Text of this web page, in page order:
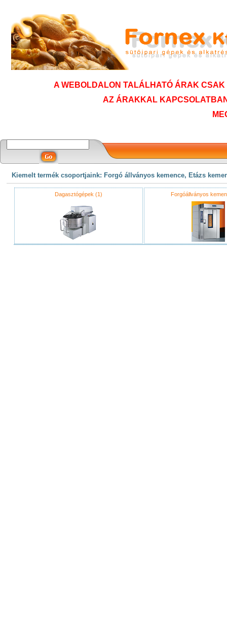
A WEBOLDALON TALÁLHATÓ ÁRAK
AZ ÁRAKKAL
Kiemelt termék csoportjaink: Forgó állványos kemence, Etázs
Dagasztógépek (1) Forgóállványos